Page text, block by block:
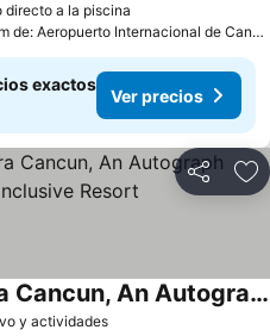
directo a la piscina
a 9.3 km de: Aeropuerto Internacional de Cancún
exactos
Ver precios
Compartir
y actividades
Royalton Splash Riviera Cancun, An Autograph Collection All-Inclusive Resort